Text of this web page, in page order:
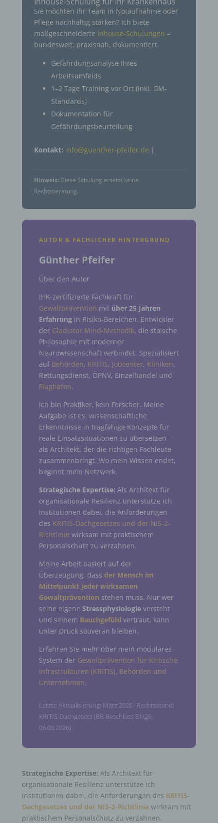
Sie möchten Ihr Team in Notaufnahme oder
Pflege nachhaltig stärken? Ich biete
maßgeschneiderte Inhouse-Schulungen –
bundesweit, praxisnah, dokumentiert.
Gefährdungsanalyse Ihres
Arbeitsumfelds
1–2 Tage Training vor Ort (inkl. GM-
Standards)
Dokumentation für
Gefährdungsbeurteilung
Kontakt: info@guenther-pfeifer.de |
Hinweis:Diese Schulung ersetzt keine
Rechtsberatung.
AUTOR & FACHLICHER HINTERGRUND
Günther Pfeifer
Über den Autor
IHK-zertifizierte Fachkraft für
Gewaltprävention mit über 25 Jahren
Erfahrungin Risiko-Bereichen. Entwickler
der Gladiator Mind-Methodik, die stoische
Philosophie mit moderner
Neurowissenschaft verbindet. Spezialisiert
auf Behörden, KRITIS, Jobcenter, Kliniken,
Rettungsdienst, ÖPNV, Einzelhandel und
Flughäfen.
Ich bin Praktiker, kein Forscher. Meine
Aufgabe ist es, wissenschaftliche
Erkenntnisse in tragfähige Konzepte für
reale Einsatzsituationen zu übersetzen –
als Architekt, der die richtigen Fachleute
zusammenbringt. Wo mein Wissen endet,
beginnt mein Netzwerk.
Strategische Expertise: Als Architekt für
organisationale Resilienz unterstütze ich
Institutionen dabei, die Anforderungen
des KRITIS-Dachgesetzes und der NIS-2-
Richtlinie wirksam mit praktischem
Personalschutz zu verzahnen.
Meine Arbeit basiert auf der
Überzeugung, dass der Mensch im
Mittelpunkt jeder wirksamen
Gewaltprävention stehen muss. Nur wer
seine eigene Stressphysiologieversteht
und seinem Bauchgefühl vertraut, kann
unter Druck souverän bleiben.
Erfahren Sie mehr über mein modulares
System der Gewaltprävention für Kritische
Infrastrukturen (KRITIS), Behörden und
Unternehmen.
Letzte Aktualisierung: März 2026 · Rechtsstand:
KRITIS-Dachgesetz (BR-Beschluss 81/26,
06.03.2026)
Strategische Expertise: Als Architekt für
organisationale Resilienz unterstütze ich
Institutionen dabei, die Anforderungen des KRITIS-
Dachgesetzes und der NIS-2-Richtliniewirksam mit
praktischem Personalschutz zu verzahnen.